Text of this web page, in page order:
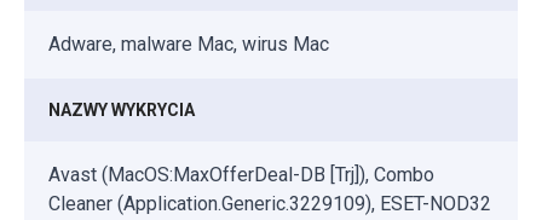
Adware, malware Mac, wirus Mac
NAZWY WYKRYCIA
Avast (MacOS:MaxOfferDeal-DB [Trj]), Combo
Cleaner (Application.Generic.3229109), ESET-NOD32